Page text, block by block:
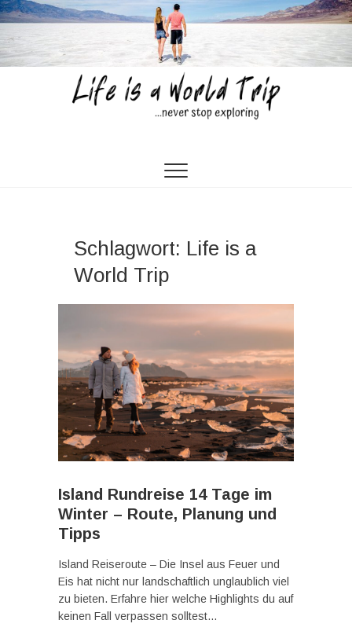
Skip
to
content
Schlagwort: Life is a
World Trip
Island Rundreise 14 Tage im
Winter – Route, Planung und
Tipps
Island Reiseroute – Die Insel aus Feuer und
Eis hat nicht nur landschaftlich unglaublich viel
zu bieten. Erfahre hier welche Highlights du auf
keinen Fall verpassen solltest…